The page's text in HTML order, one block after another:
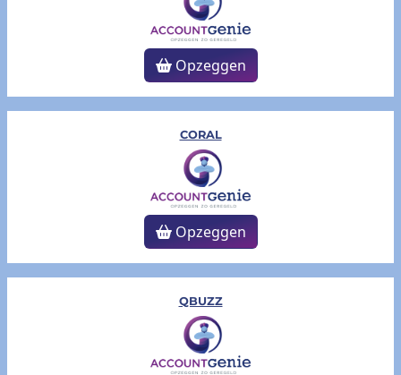
Opzeggen
CORAL
Opzeggen
QBUZZ